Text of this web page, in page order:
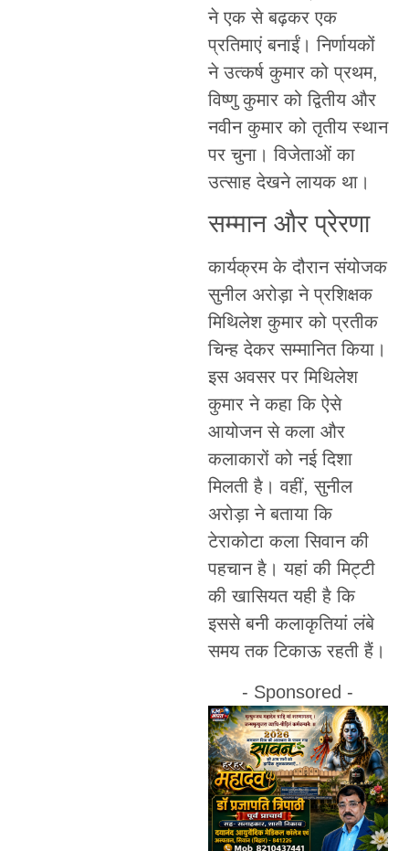
ने एक से बढ़कर एक
प्रतिमाएं बनाईं। निर्णायकों
ने उत्कर्ष कुमार को प्रथम,
विष्णु कुमार को द्वितीय और
नवीन कुमार को तृतीय स्थान
पर चुना। विजेताओं का
उत्साह देखने लायक था।
सम्मान और प्रेरणा
कार्यक्रम के दौरान संयोजक
सुनील अरोड़ा ने प्रशिक्षक
मिथिलेश कुमार को प्रतीक
चिन्ह देकर सम्मानित किया।
इस अवसर पर मिथिलेश
कुमार ने कहा कि ऐसे
आयोजन से कला और
कलाकारों को नई दिशा
मिलती है। वहीं, सुनील
अरोड़ा ने बताया कि
टेराकोटा कला सिवान की
पहचान है। यहां की मिट्टी
की खासियत यही है कि
इससे बनी कलाकृतियां लंबे
समय तक टिकाऊ रहती हैं।
- Sponsored -